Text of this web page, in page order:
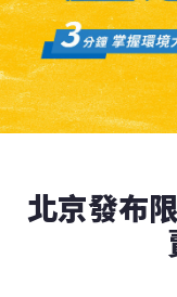
北京發布